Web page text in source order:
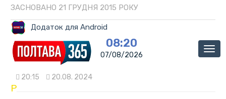
ЗАСНОВАНО 21 ГРУДНЯ 2015 РОКУ
Додаток для Android
08:20
07/08/2026
20:15 20.08. 2024
P